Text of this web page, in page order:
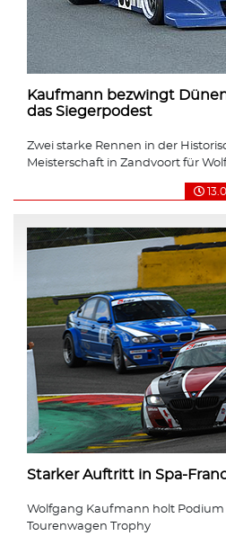
Kaufmann bezwingt
das Siegerpodest
Zwei starke Rennen in der
Meisterschaft in Zandvoort für
Starker Auftritt in Spa-
Wolfgang Kaufmann holt Podium
Tourenwagen Trophy